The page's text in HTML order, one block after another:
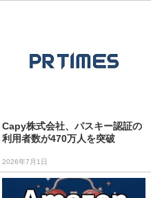
Capy株式会社、パスキー認証の
利用者数が470万人を突破
2026年7月1日